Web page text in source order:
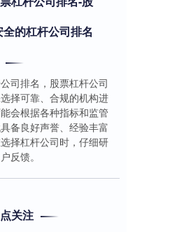
的杠杆公司排名
司排名，股票杠杆公司
择可靠、合规的机构进
会根据各种指标和监管
备良好声誉、经验丰富
择杠杆公司时，仔细研
反馈。
关注